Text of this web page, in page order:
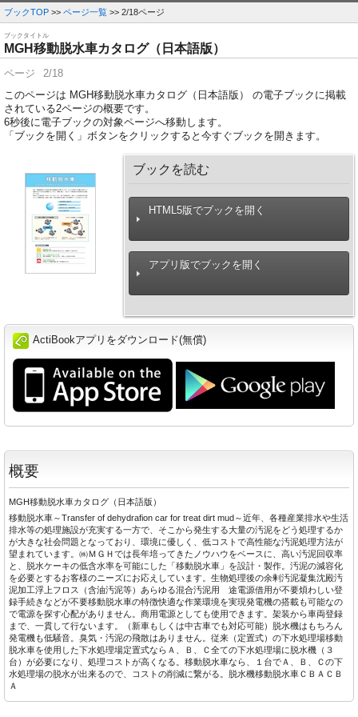
ブックTOP >> ページ一覧 >> 2/18ページ
ブックタイトル
MGH移動脱水車カタログ（日本語版）
ページ
2/18
このページは MGH移動脱水車カタログ（日本語版） の電子ブックに掲載
されている2ページの概要です。
6秒後に電子ブックの対象ページへ移動します。
「ブックを開く」ボタンをクリックすると今すぐブックを開きます。
ブックを読む
HTML5版でブックを開く
アプリ版でブックを開く
ActiBookアプリをダウンロード(無償)
概要
MGH移動脱水車カタログ（日本語版）
移動脱水車～Transfer of dehydrafion car for treat dirt mud～近年、各種産業排水や生活
排水等の処理施設が充実する一方で、そこから発生する大量の汚泥をどう処理するか
が大きな社会問題となっており、環境に優しく、低コストで高性能な汚泥処理方法が
望まれています。㈱ＭＧＨでは長年培ってきたノウハウをベースに、高い汚泥回収率
と、脱水ケーキの低含水率を可能にした「移動脱水車」を設計・製作。汚泥の減容化
を必要とするお客様のニーズにお応えしています。生物処理後の余剰汚泥凝集沈殿汚
泥加工浮上フロス（含油汚泥等）あらゆる混合汚泥用 途電源借用が不要煩わしい登
録手続きなどが不要移動脱水車の特徴快適な作業環境を実現発電機の搭載も可能なの
で電源を探す心配がありません。商用電源としても使用できます。架装から車両登録
まで、一貫して行ないます。（新車もしくは中古車でも対応可能）脱水機はもちろん
発電機も低騒音。臭気・汚泥の飛散はありません。従来（定置式）の下水処理場移動
脱水車を使用した下水処理場定置式ならＡ、Ｂ、Ｃ全ての下水処理場に脱水機（３
台）が必要になり、処理コストが高くなる。移動脱水車なら、１台でＡ、Ｂ、Ｃの下
水処理場の脱水が出来るので、コストの削減に繋がる。脱水機移動脱水車ＣＢＡＣＢ
Ａ